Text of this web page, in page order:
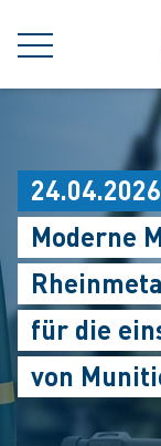
MENÜ
Moderne
für die
von